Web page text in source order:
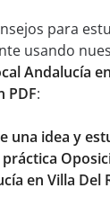
para
usando
Andalucía
PDF:
una idea y
en Villa Del